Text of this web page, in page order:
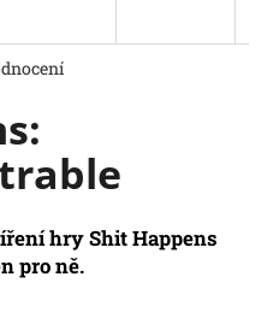
hry Shit Happens
pro ně.